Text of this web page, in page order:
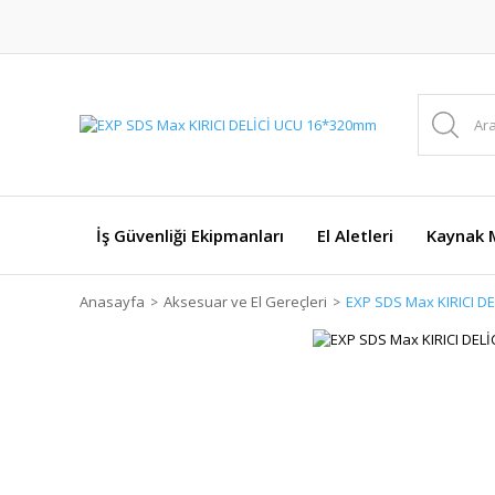
İş Güvenliği Ekipmanları El Aletleri Kaynak
Anasayfa Aksesuar ve El Gereçleri EXP SDS Max KIRICI